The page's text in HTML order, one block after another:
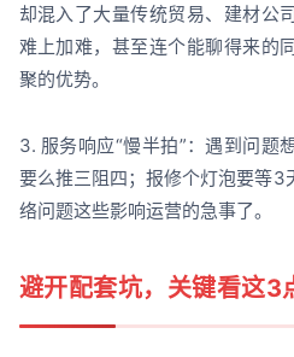
却混入了大量传统贸易、建材公
难上加难，甚至连个能聊得来的
聚的优势。
3. 服务响应“慢半拍”：遇到问题
要么推三阻四；报修个灯泡要等3
络问题这些影响运营的急事了。
避开配套坑，关键看这3